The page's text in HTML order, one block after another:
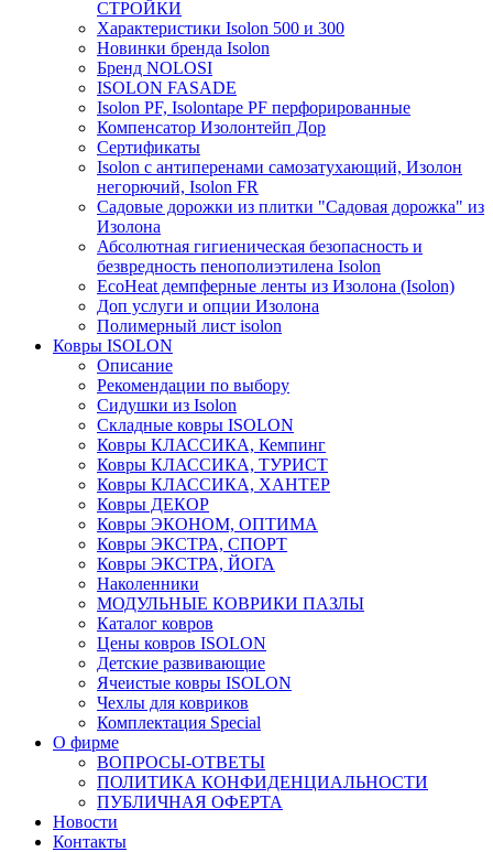
СТРОЙКИ
Характеристики Isolon 500 и 300
Новинки бренда Isolon
Бренд NOLOSI
ISOLON FASADE
Isolon PF, Isolontape PF перфорированные
Компенсатор Изолонтейп Дор
Сертификаты
Isolon с антиперенами самозатухающий, Изолон
негорючий, Isolon FR
Садовые дорожки из плитки "Садовая дорожка" из
Изолона
Абсолютная гигиеническая безопасность и
безвредность пенополиэтилена Isolon
EcoHeat демпферные ленты из Изолона (Isolon)
Доп услуги и опции Изолона
Полимерный лист isolon
Ковры ISOLON
Описание
Рекомендации по выбору
Сидушки из Isolon
Складные ковры ISOLON
Ковры КЛАССИКА, Кемпинг
Ковры КЛАССИКА, ТУРИСТ
Ковры КЛАССИКА, ХАНТЕР
Ковры ДЕКОР
Ковры ЭКОНОМ, ОПТИМА
Ковры ЭКСТРА, СПОРТ
Ковры ЭКСТРА, ЙОГА
Наколенники
МОДУЛЬНЫЕ КОВРИКИ ПАЗЛЫ
Каталог ковров
Цены ковров ISOLON
Детские развивающие
Ячеистые ковры ISOLON
Чехлы для ковриков
Комплектация Special
О фирме
ВОПРОСЫ-ОТВЕТЫ
ПОЛИТИКА КОНФИДЕНЦИАЛЬНОСТИ
ПУБЛИЧНАЯ ОФЕРТА
Новости
Контакты